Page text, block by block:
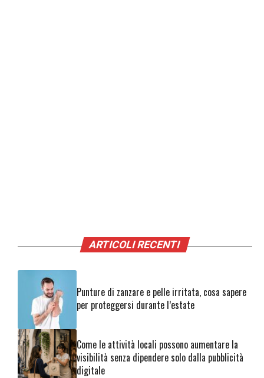
ARTICOLI RECENTI
Punture di zanzare e pelle irritata, cosa sapere
per proteggersi durante l’estate
Come le attività locali possono aumentare la
visibilità senza dipendere solo dalla pubblicità
digitale